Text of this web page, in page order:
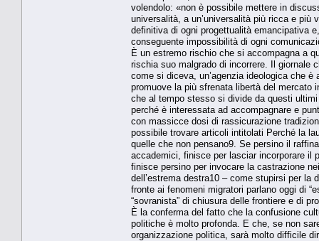
volendolo: «non è possibile mettere in
universalità, a un’universalità più ricca e più
definitiva di ogni progettualità emancipativa
conseguente impossibilità di ogni
È un estremo rischio che si accompagna a
rischia suo malgrado di incorrere. Il giornale
come si diceva, un’agenzia ideologica che
promuove la più sfrenata libertà del mercato
che al tempo stesso si divide da questi
perché è interessata ad accompagnare e
con massicce dosi di rassicurazione
possibile trovare articoli intitolati Perché la
quelle che non pensano9. Se persino il
accademici, finisce per lasciar incorporare il
finisce persino per invocare la castrazione
dell’estrema destra10 – come stupirsi per
fronte ai fenomeni migratori parlano oggi di
“sovranista” di chiusura delle frontiere e di
È la conferma del fatto che la confusione
politiche è molto profonda. E che, se non
organizzazione politica, sarà molto difficile